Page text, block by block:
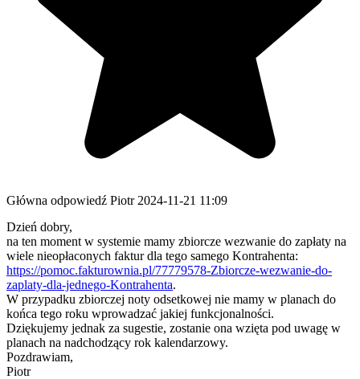
Główna odpowiedź Piotr 2024-11-21 11:09
Dzień dobry,
na ten moment w systemie mamy zbiorcze wezwanie do zapłaty na
wiele nieopłaconych faktur dla tego samego Kontrahenta:
https://pomoc.fakturownia.pl/77779578-Zbiorcze-wezwanie-do-
zaplaty-dla-jednego-Kontrahenta.
W przypadku zbiorczej noty odsetkowej nie mamy w planach do
końca tego roku wprowadzać jakiej funkcjonalności.
Dziękujemy jednak za sugestie, zostanie ona wzięta pod uwagę w
planach na nadchodzący rok kalendarzowy.
Pozdrawiam,
Piotr